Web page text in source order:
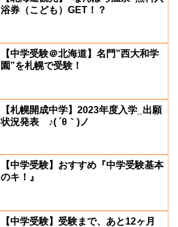
浴券（こども）GET！？
【中学受験＠北海道】名門”西大和学
園”を札幌で受験！
【札幌開成中学】2023年度入学_出願
状況発表 ♪( ´θ｀)ノ
【中学受験】おすすめ『中学受験基本
のキ！』
【中学受験】受験まで、あと12ヶ月